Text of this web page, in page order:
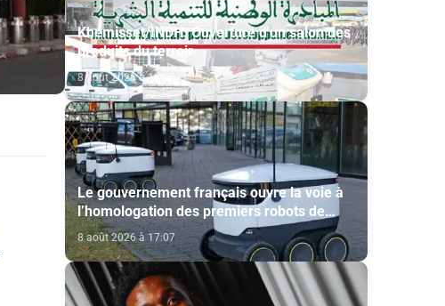
Khémisset/INDH: Ouverture d'un salon des
produits du terroir
8 août 2026 à 18:15
Le gouvernement français ouvre la voie à
l’homologation des premiers robots de
livraison autonome
8 août 2026 à 17:07